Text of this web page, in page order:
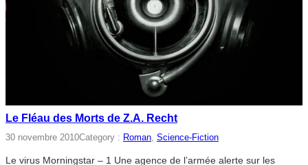
Le Fléau des Morts de Z.A. Recht
30 novembre 2010Category : Roman Science-Fiction
Le virus Morningstar – 1 Une agence de l’armée alerte sur les